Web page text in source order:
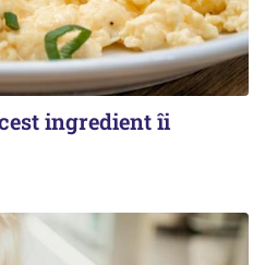
ingredient îi